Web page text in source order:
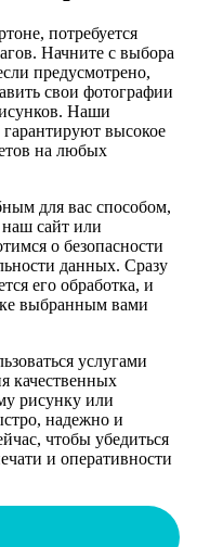
потребуется
Начните с выбора
предусмотрено,
свои фотографии
Наши
высокое
на любых
для вас способом,
наш сайт или
о безопасности
данных. Сразу
его обработка, и
выбранным вами
услугами
качественных
рисунку или
надежно и
чтобы убедиться
и оперативности